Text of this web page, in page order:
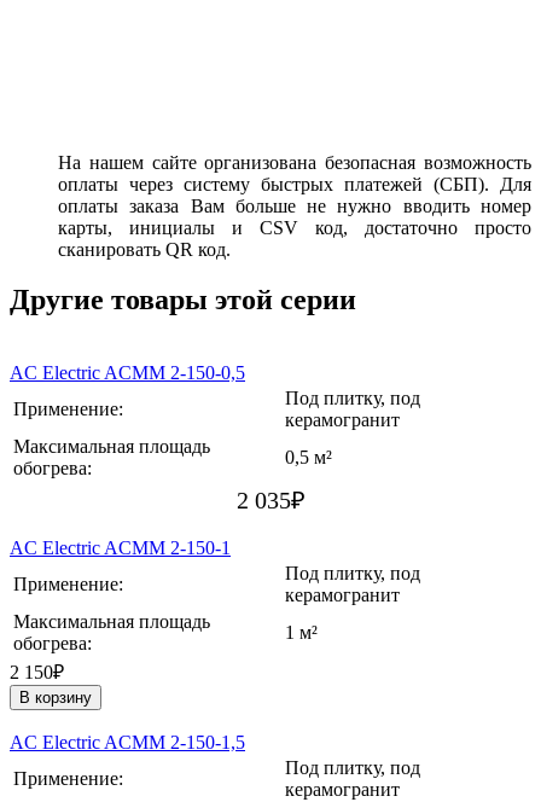
На нашем сайте организована безопасная возможность
оплаты через систему быстрых платежей (СБП). Для
оплаты заказа Вам больше не нужно вводить номер
карты, инициалы и CSV код, достаточно просто
сканировать QR код.
Другие товары этой серии
AC Electric ACMM 2-150-0,5
Применение:
Под плитку, под
керамогранит
Максимальная площадь
обогрева:
0,5 м²
2 035₽
AC Electric ACMM 2-150-1
Применение:
Под плитку, под
керамогранит
Максимальная площадь
обогрева:
1 м²
2 150₽
В корзину
AC Electric ACMM 2-150-1,5
Применение:
Под плитку, под
керамогранит